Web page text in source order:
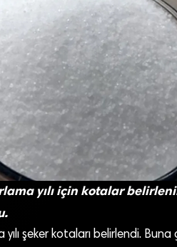
yılı için kotalar
şeker kotaları belirlendi. Buna